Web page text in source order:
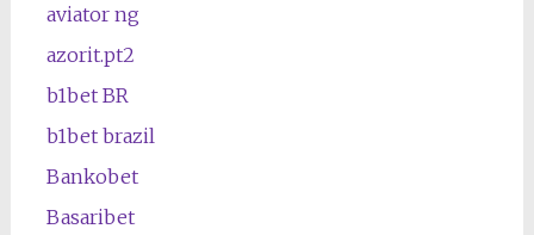
aviator ng
azorit.pt2
b1bet BR
b1bet brazil
Bankobet
Basaribet